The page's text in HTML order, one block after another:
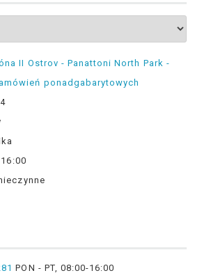
II Ostrov - Panattoni North Park -
ponadgabarytowych
PON - PT, 08:00-16:00